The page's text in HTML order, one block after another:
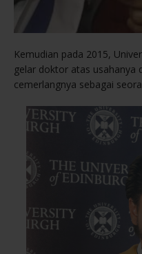
Kemudian pada 2015,
gelar doktor atas usahanya
cemerlangnya sebagai